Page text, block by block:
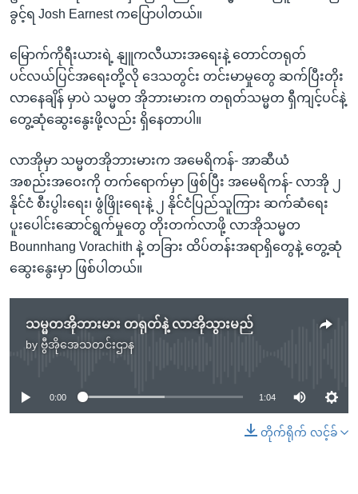
ခွင့်ရ Josh Earnest ကပြောပါတယ်။
မြောက်ကိုရီးယားရဲ့ နျူကလီယားအရေးနဲ့ တောင်တရုတ်
ပင်လယ်ပြင်အရေးတို့လို ဒေသတွင်း တင်းမာမှုတွေ ဆက်ပြီးတိုး
လာနေချိန် မှာပဲ သမ္မတ အိုဘားမားက တရုတ်သမ္မတ ရှီကျင့်ပင်နဲ့
တွေ့ဆုံဆွေးနွေးဖို့လည်း ရှိနေတာပါ။
လာအိုမှာ သမ္မတအိုဘားမားက အမေရိကန်- အာဆီယံ
အစည်းအဝေးကို တက်ရောက်မှာ ဖြစ်ပြီး အမေရိကန်- လာအို ၂
နိုင်ငံ စီးပွါးရေး၊ ဖွံဖြိုးရေးနဲ့ ၂ နိုင်ငံပြည်သူကြား ဆက်ဆံရေး
ပူးပေါင်းဆောင်ရွက်မှုတွေ တိုးတက်လာဖို့ လာအိုသမ္မတ
Bounnhang Vorachith နဲ့ တခြား ထိပ်တန်းအရာရှိတွေနဲ့ တွေ့ဆုံ
ဆွေးနွေးမှာ ဖြစ်ပါတယ်။
သမ္မတအိုဘားမား တရုတ်နဲ့ လာအိုသွားမည်
by ဗွီအိုအေသတင်းဌာန
No media source currently available
0:00 1:04
တိုက်ရိုက် လင့်ခ်